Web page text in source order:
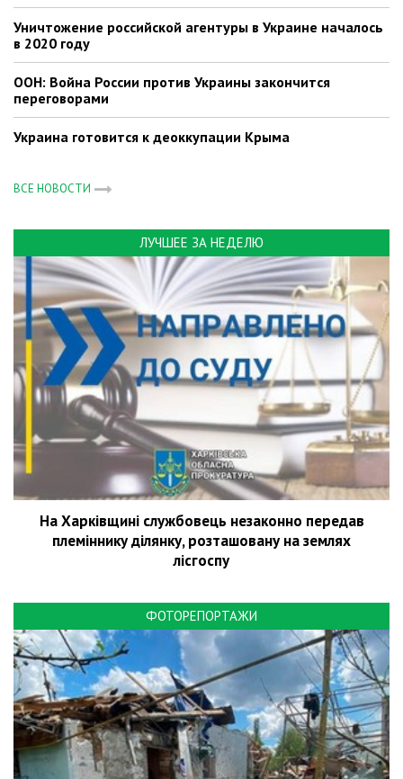
Уничтожение российской агентуры в Украине началось
в 2020 году
ООН: Война России против Украины закончится
переговорами
Украина готовится к деоккупации Крыма
ВСЕ НОВОСТИ
ЛУЧШЕЕ ЗА НЕДЕЛЮ
На Харківщині службовець незаконно передав
племіннику ділянку, розташовану на землях
лісгоспу
ФОТОРЕПОРТАЖИ